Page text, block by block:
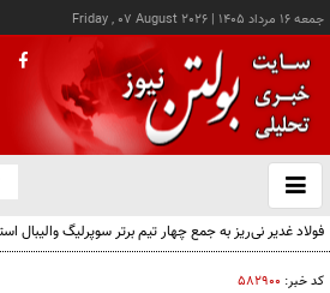
جمعه ۱۶ مرداد ۱۴۰۵ |
Friday , 07 August 2026
باز
و
فولاد غدیر نی‌ریز به جمع چهار تیم برتر سوپرلیگ والیبال
کد خبر: ۵۸۲۹۰۰